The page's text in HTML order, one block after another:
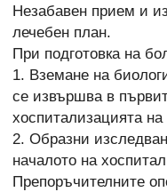
Незабавен прием и
лечебен план.
При подготовка на
1. Вземане на
се извършва в
хоспитализацията на
2. Образни
началото на
Препоръчителните